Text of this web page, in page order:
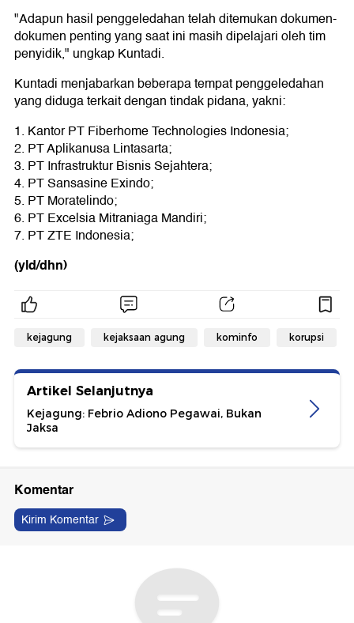
"Adapun hasil penggeledahan telah ditemukan dokumen-
dokumen penting yang saat ini masih dipelajari oleh tim
penyidik," ungkap Kuntadi.
Kuntadi menjabarkan beberapa tempat penggeledahan
yang diduga terkait dengan tindak pidana, yakni:
1. Kantor PT Fiberhome Technologies Indonesia;
2. PT Aplikanusa Lintasarta;
3. PT Infrastruktur Bisnis Sejahtera;
4. PT Sansasine Exindo;
5. PT Moratelindo;
6. PT Excelsia Mitraniaga Mandiri;
7. PT ZTE Indonesia;
(yld/dhn)
kejagung kejaksaan agung kominfo korupsi
Artikel Selanjutnya
Kejagung: Febrio Adiono Pegawai, Bukan
Jaksa